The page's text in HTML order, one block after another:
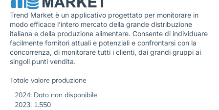
Trend Market è un applicativo progettato per monitorare in
modo efficace l’intero mercato della grande distribuzione
italiana e della produzione alimentare. Consente di individuare
facilmente fornitori attuali e potenziali e confrontarsi con la
concorrenza, di monitorare tutti i clienti, dai grandi gruppi ai
singoli punti vendita.
Totale valore produzione
2024: Dato non disponibile
2023: 1.550